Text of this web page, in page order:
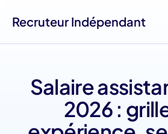
Recruteur Indépendant
Salaire
2026 :